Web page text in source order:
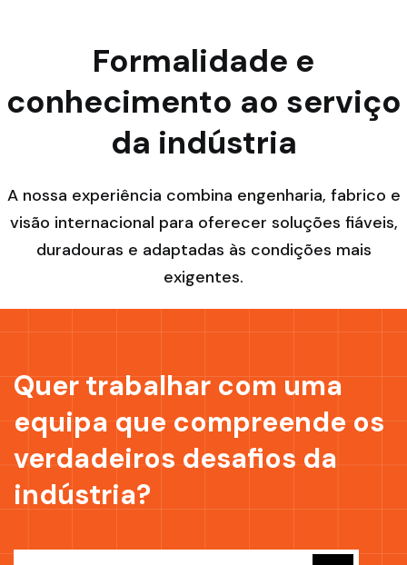
Formalidade e
conhecimento ao serviço
da indústria
A nossa experiência combina engenharia, fabrico e
visão internacional para oferecer soluções fiáveis,
duradouras e adaptadas às condições mais
exigentes.
Quer trabalhar com uma
equipa que compreende os
verdadeiros desafios da
indústria?